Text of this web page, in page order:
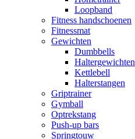
Loopband
Fitness handschoenen
Fitnessmat
Gewichten
Dumbbells
Haltergewichten
Kettlebell
Halterstangen
Griptrainer
Gymball
Optrekstang
Push-up bars
Springtouw